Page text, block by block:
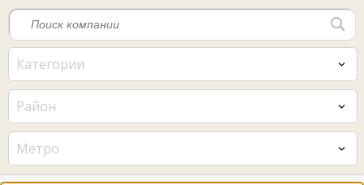
Категории
Район
Метро